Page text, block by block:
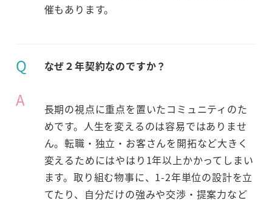
催もあります。
Q なぜ２年契約なのですか？
A
長期の視点に重点を置いたコミュニティのた
めです。人生を変えるのは容易ではありませ
ん。転職・独立・お客さんを開拓など大きく
変えるためにはやはり1年以上かかってしまい
ます。取り組む物事に、1-2年単位の設計を立
てたり、自分だけの強みや交渉・提案力など